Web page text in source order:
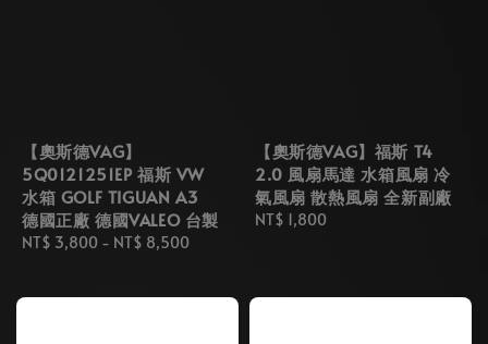
【奧斯德VAG】
5Q0121251EP 福斯 VW
水箱 GOLF TIGUAN A3
德國正廠 德國VALEO 台製
Regular
NT$ 3,800 - NT$ 8,500
【奧斯德VAG】福斯 T4
2.0 風扇馬達 水箱風扇 冷
氣風扇 散熱風扇 全新副廠
Regular
NT$ 1,800